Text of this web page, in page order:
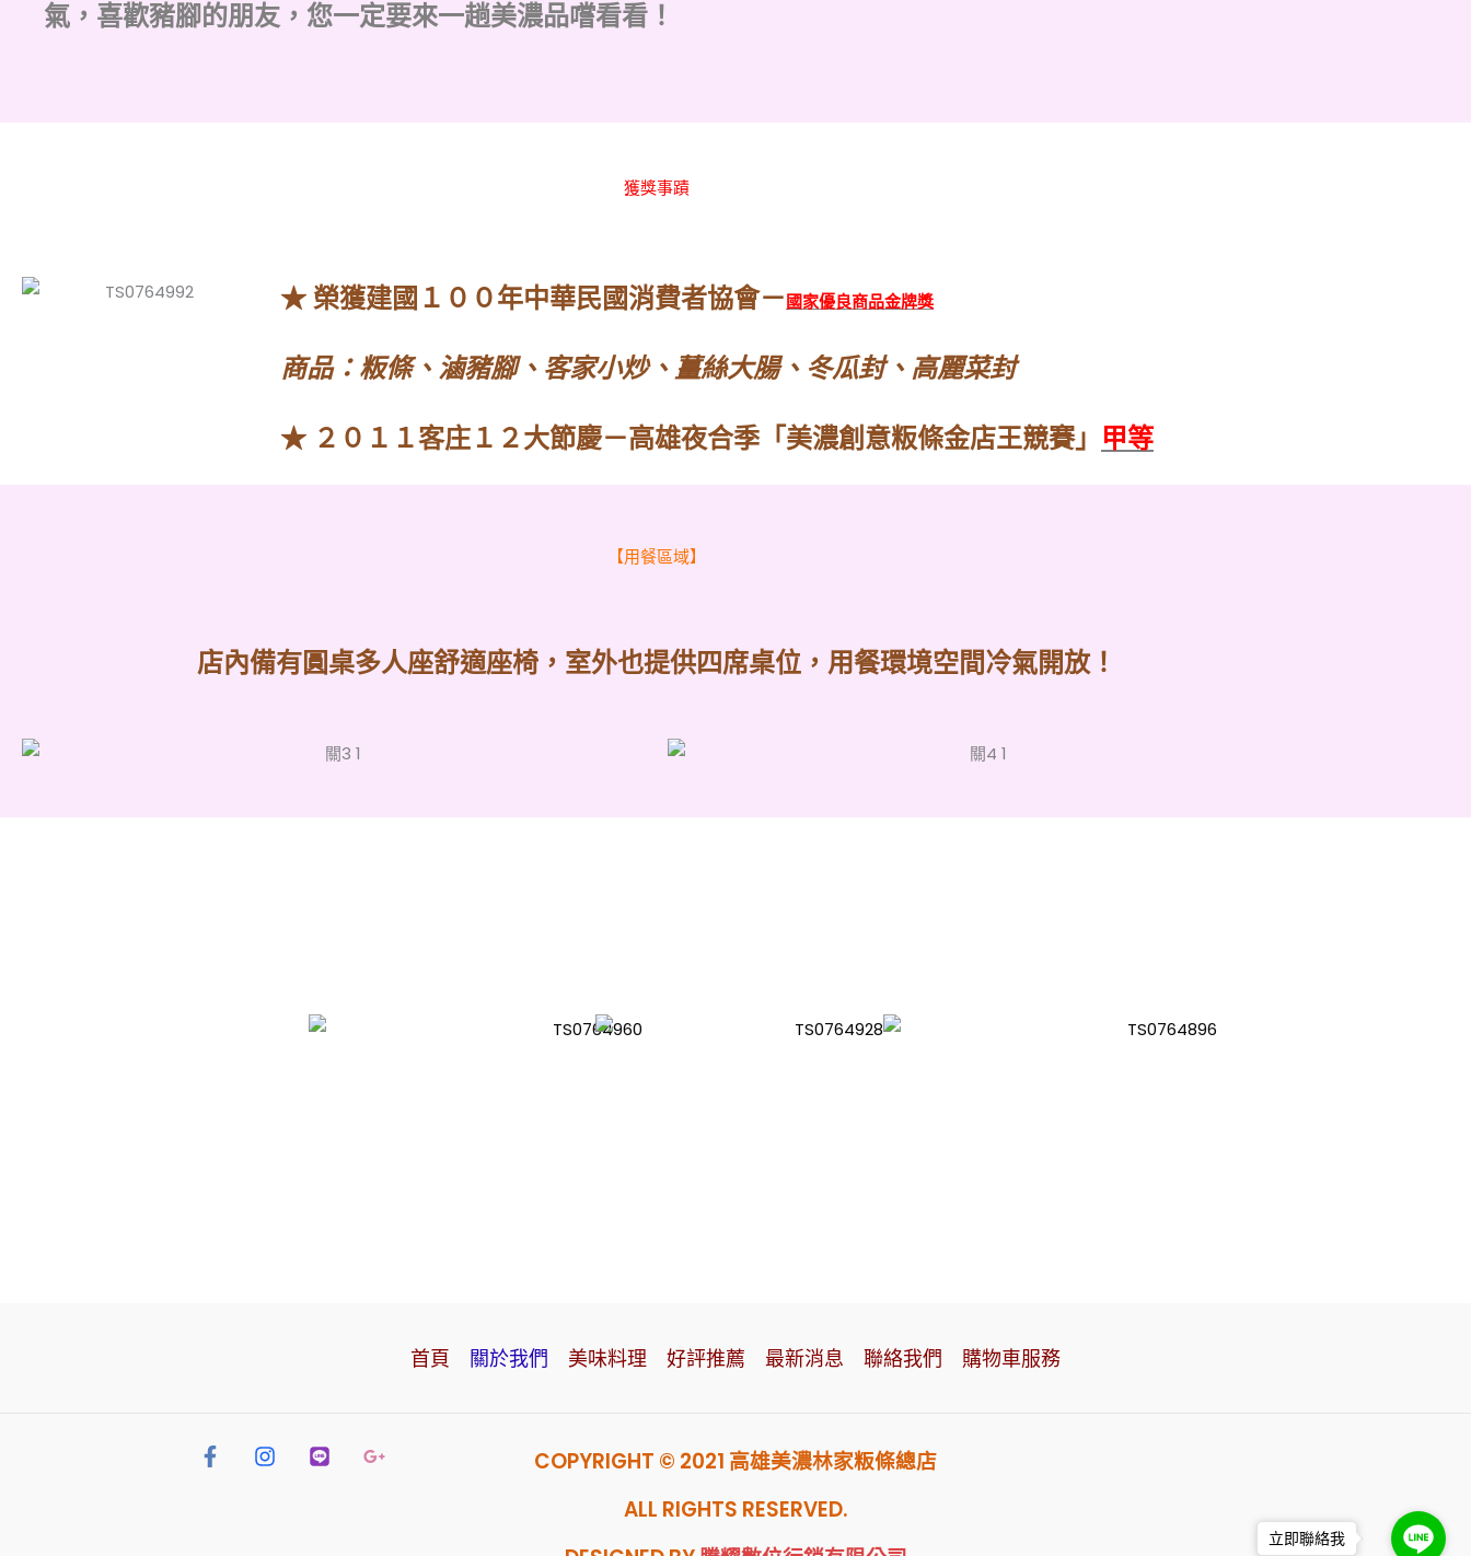
氣，喜歡豬腳的朋友，您一定要來一趟美濃品嚐看看！
獲獎事蹟
★ 榮獲建國１００年中華民國消費者協會－國家優良商品金牌獎
商品：粄條、滷豬腳、客家小炒、薑絲大腸、冬瓜封、高麗菜封
★ ２０１１客庄１２大節慶－高雄夜合季「美濃創意粄條金店王競賽」 甲等
【用餐區域】
店內備有圓桌多人座舒適座椅，室外也提供四席桌位， 用餐環境空間冷氣開放！
首頁 關於我們 美味料理 好評推薦 最新消息 聯絡我們 購物車服務
COPYRIGHT © 2021 高雄美濃林家粄條總店
ALL RIGHTS RESERVED.
立即聯絡我